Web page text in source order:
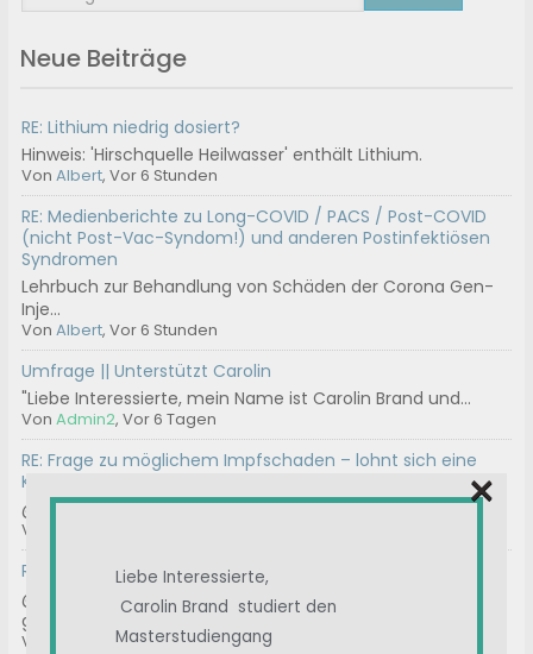
Neue Beiträge
RE: Lithium niedrig dosiert?
Hinweis: 'Hirschquelle Heilwasser' enthält Lithium.
VonAlbert, Vor 6 Stunden
RE: Medienberichte zu Long-COVID / PACS / Post-COVID
(nicht Post-Vac-Syndom!) und anderen Postinfektiösen
Syndromen
Lehrbuch zur Behandlung von Schäden der Corona Gen-
Inje...
VonAlbert, Vor 6 Stunden
Umfrage || Unterstützt Carolin
"Liebe Interessierte, mein Name ist Carolin Brand und...
VonAdmin2, Vor 6 Tagen
RE: Frage zu möglichem Impfschaden – lohnt sich eine
Klage?
@help100 Danke! Ja, der Widerspruch ist geschrieben. Bi...
Von
RE: Geeignete Gutachter für ME/CFS
@thrbnhnck Hast du die Kontakt Mail-Adresse
genommen...
Von , Vor 3 Wochen
Liebe Interessierte,
Carolin Brand studiert den
Masterstudiengang
×